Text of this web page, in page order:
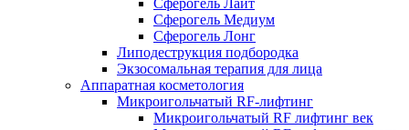
Сферогель Лайт
Сферогель Медиум
Сферогель Лонг
Липодеструкция подбородка
Экзосомальная терапия для лица
Аппаратная косметология
Микроигольчатый RF-лифтинг
Микроигольчатый RF лифтинг век